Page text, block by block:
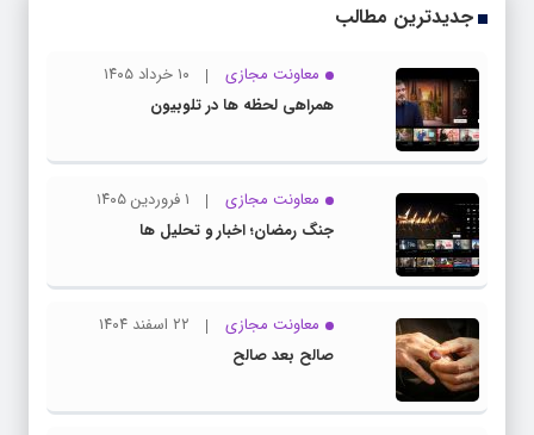
جدیدترین مطالب
معاونت مجازی
۱۰ خرداد ۱۴۰۵
همراهی لحظه ها در تلوبیون
معاونت مجازی
۱ فروردین ۱۴۰۵
جنگ رمضان؛ اخبار و تحلیل ها
معاونت مجازی
۲۲ اسفند ۱۴۰۴
صالح بعد صالح